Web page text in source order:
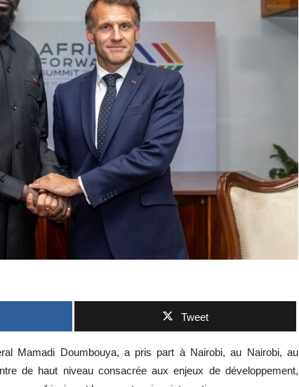
Tweet
Mamadi Doumbouya, a pris part à Nairobi, au Nairobi, au
de haut niveau consacrée aux enjeux de développement,